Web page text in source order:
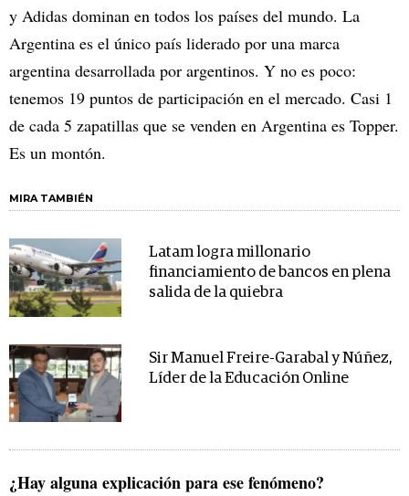
y Adidas dominan en todos los países del mundo. La
Argentina es el único país liderado por una marca
argentina desarrollada por argentinos. Y no es poco:
tenemos 19 puntos de participación en el mercado. Casi 1
de cada 5 zapatillas que se venden en Argentina es Topper.
Es un montón.
MIRA TAMBIÉN
Latam logra millonario
financiamiento de bancos en plena
salida de la quiebra
Sir Manuel Freire-Garabal y Núñez,
Líder de la Educación Online
¿Hay alguna explicación para ese fenómeno?